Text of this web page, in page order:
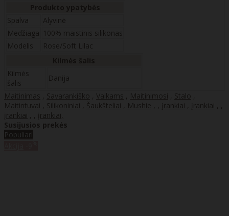
Spalva
Alyvinė
Medžiaga
100% maistinis silikonas
Modelis
Rose/Soft Lilac
Kilmės
šalis
Danija
Maitinimas , Savarankiško , Vaikams , Maitinimosi , Stalo ,
Maitintuvai , Silikoniniai , Šaukšteliai , Mushie , , įrankiai , įrankiai , ,
įrankiai , , įrankiai,
Susijusios prekės
Populiari